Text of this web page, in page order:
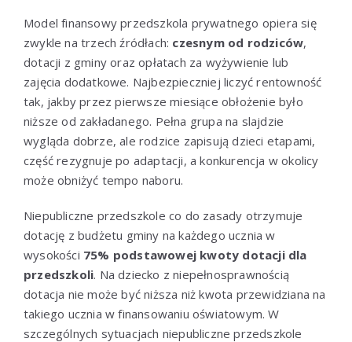
Model finansowy przedszkola prywatnego opiera się
zwykle na trzech źródłach: czesnym od rodziców,
dotacji z gminy oraz opłatach za wyżywienie lub
zajęcia dodatkowe. Najbezpieczniej liczyć rentowność
tak, jakby przez pierwsze miesiące obłożenie było
niższe od zakładanego. Pełna grupa na slajdzie
wygląda dobrze, ale rodzice zapisują dzieci etapami,
część rezygnuje po adaptacji, a konkurencja w okolicy
może obniżyć tempo naboru.
Niepubliczne przedszkole co do zasady otrzymuje
dotację z budżetu gminy na każdego ucznia w
wysokości 75% podstawowej kwoty dotacji dla
przedszkoli. Na dziecko z niepełnosprawnością
dotacja nie może być niższa niż kwota przewidziana na
takiego ucznia w finansowaniu oświatowym. W
szczególnych sytuacjach niepubliczne przedszkole